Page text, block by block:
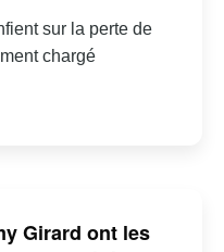
sur la perte de
chargé
Girard ont les